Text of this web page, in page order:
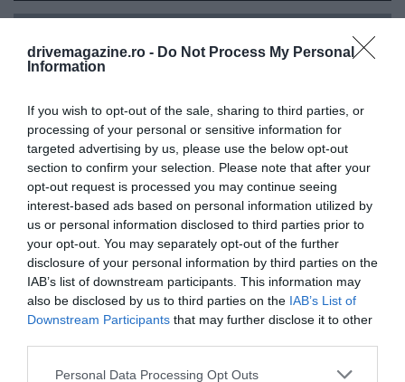
drivemagazine.ro - Do Not Process My Personal
Information
If you wish to opt-out of the sale, sharing to third parties, or
processing of your personal or sensitive information for
targeted advertising by us, please use the below opt-out
section to confirm your selection. Please note that after your
opt-out request is processed you may continue seeing
interest-based ads based on personal information utilized by
us or personal information disclosed to third parties prior to
your opt-out. You may separately opt-out of the further
disclosure of your personal information by third parties on the
IAB’s list of downstream participants. This information may
also be disclosed by us to third parties on the IAB’s List of
Downstream Participants that may further disclose it to other
Please note that this website/app uses one or more Google
Personal Data Processing Opt Outs
A cumpărat o casă
în Sicilia la un euro! Iată cum arată acum